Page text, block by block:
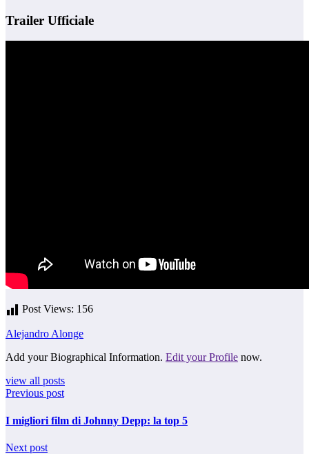
Trailer Ufficiale
Post Views: 156
Alejandro Alonge
Add your Biographical Information. Edit your Profile now.
view all posts
Previous post
I migliori film di Johnny Depp: la top 5
Next post